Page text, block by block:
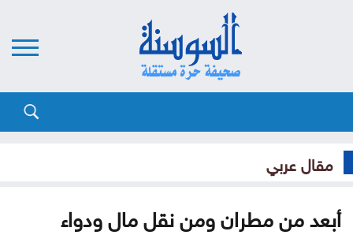
مقال عربي
أبعد من مطران ومن نقل مال ودواء